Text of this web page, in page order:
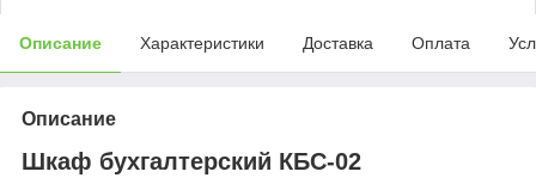
Описание Характеристики Доставка Оплата
Описание
Шкаф бухгалтерский КБС-02